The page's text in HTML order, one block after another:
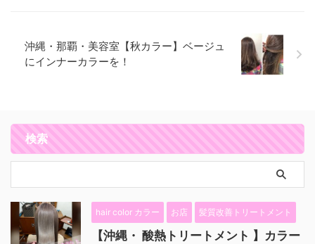
沖縄・那覇・美容室【秋カラー】ベージュ
にインナーカラーを！
検索
hair color カラー お店 髪質改善トリートメント
【沖縄・ 酸熱トリートメント 】カラー